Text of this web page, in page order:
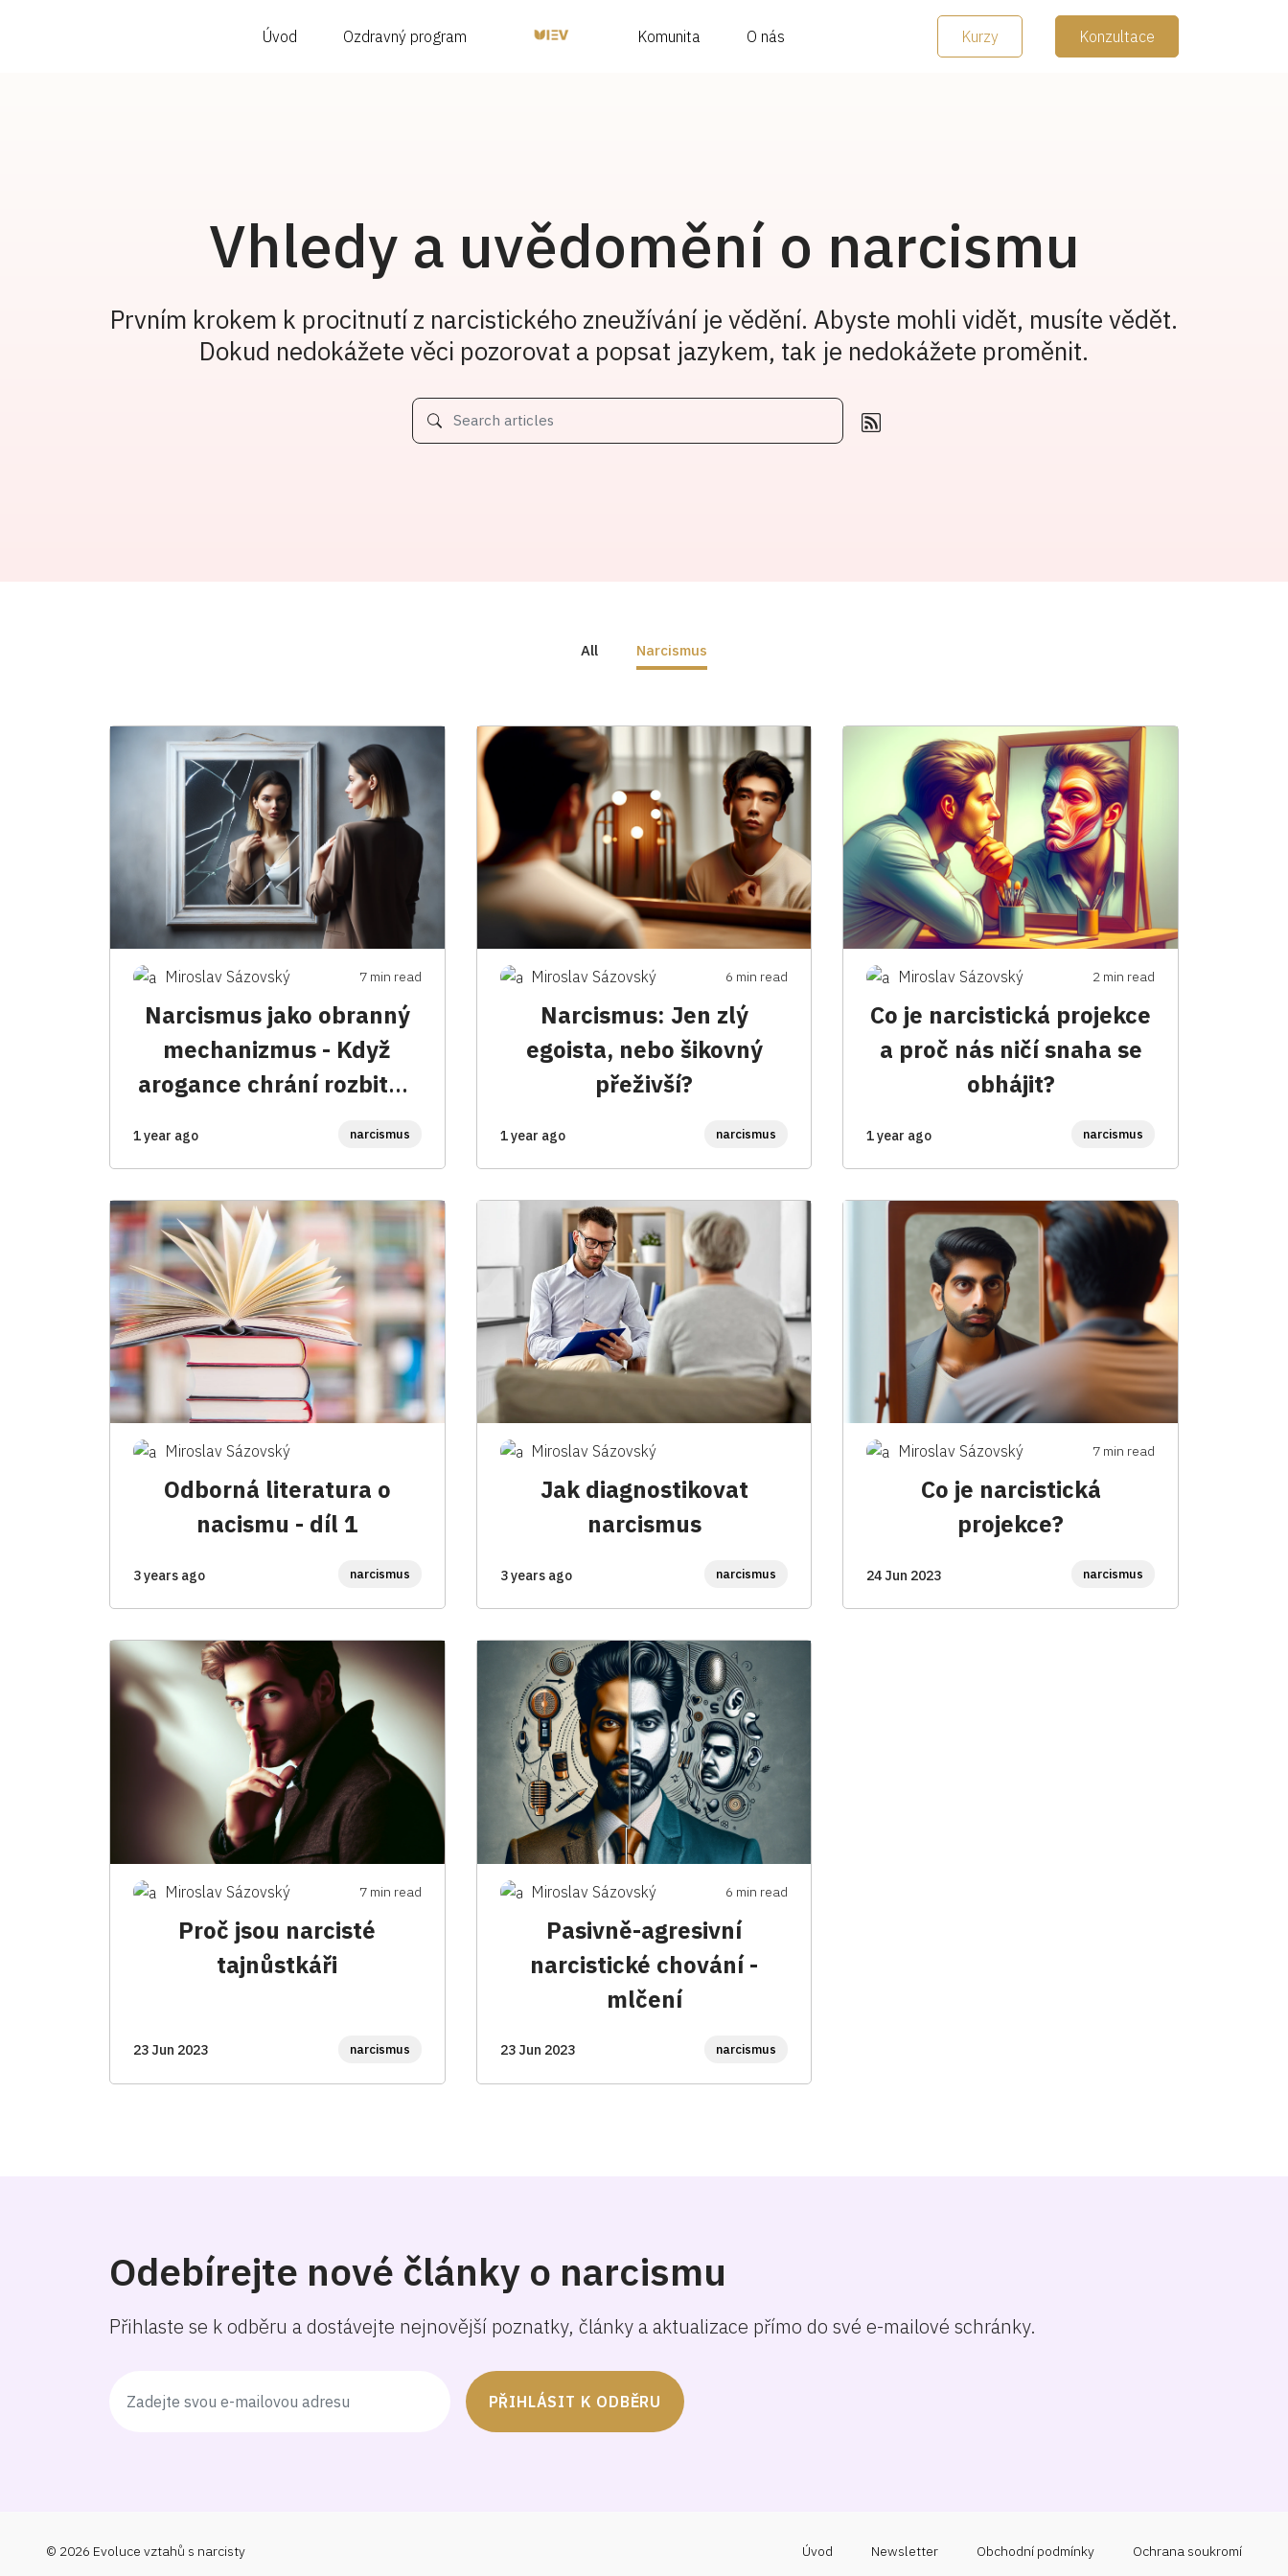
Úvod Ozdravný program Komunita O nás Kurzy Konzultace
Vhledy a uvědomění o narcismu
Prvním krokem k procitnutí z narcistického zneužívání je vědění. Abyste mohli vidět, musíte vědět.
Dokud nedokážete věci pozorovat a popsat jazykem, tak je nedokážete proměnit.
All Narcismus
Miroslav Sázovský 7 min read
Narcismus jako obranný
mechanizmus - Když
arogance chrání rozbitou
1 year ago narcismus
Miroslav Sázovský 6 min read
Narcismus: Jen zlý
egoista, nebo šikovný
přeživší?
1 year ago narcismus
Miroslav Sázovský 2 min read
Co je narcistická projekce
a proč nás ničí snaha se
obhájit?
1 year ago narcismus
Miroslav Sázovský
Odborná literatura o
nacismu - díl 1
3 years ago narcismus
Miroslav Sázovský
Jak diagnostikovat
narcismus
3 years ago narcismus
Miroslav Sázovský 7 min read
Co je narcistická
projekce?
24 Jun 2023 narcismus
Miroslav Sázovský 7 min read
Proč jsou narcisté
tajnůstkáři
23 Jun 2023 narcismus
Miroslav Sázovský 6 min read
Pasivně-agresivní
narcistické chování -
mlčení
23 Jun 2023 narcismus
Odebírejte nové články o narcismu
Přihlaste se k odběru a dostávejte nejnovější poznatky, články a aktualizace přímo do své e-mailové schránky.
PŘIHLÁSIT K ODBĚRU
© 2026 Evoluce vztahů s narcisty Úvod Newsletter Obchodní podmínky Ochrana soukromí